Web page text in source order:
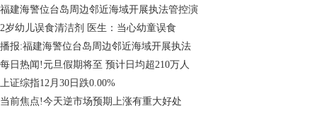
福建海警位台岛周边邻近海域开展执法管控演
2岁幼儿误食清洁剂 医生：当心幼童误食
播报:福建海警位台岛周边邻近海域开展执法
每日热闻!元旦假期将至 预计日均超210万人
上证综指12月30日跌0.00%
当前焦点!今天逆市场预期上涨有重大好处